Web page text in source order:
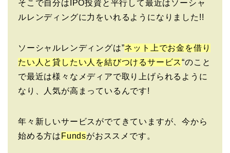
そこで自分はIPO投資と平行して最近はソーシャ
ルレンディングに力をいれるようになりました!!
ソーシャルレンディングは”ネット上でお金を借り
たい人と貸したい人を結びつけるサービス“のこと
で最近は様々なメディアで取り上げられるように
なり、人気が高まっているんです!
年々新しいサービスがでてきていますが、今から
始める方は Fundsがおススメです。